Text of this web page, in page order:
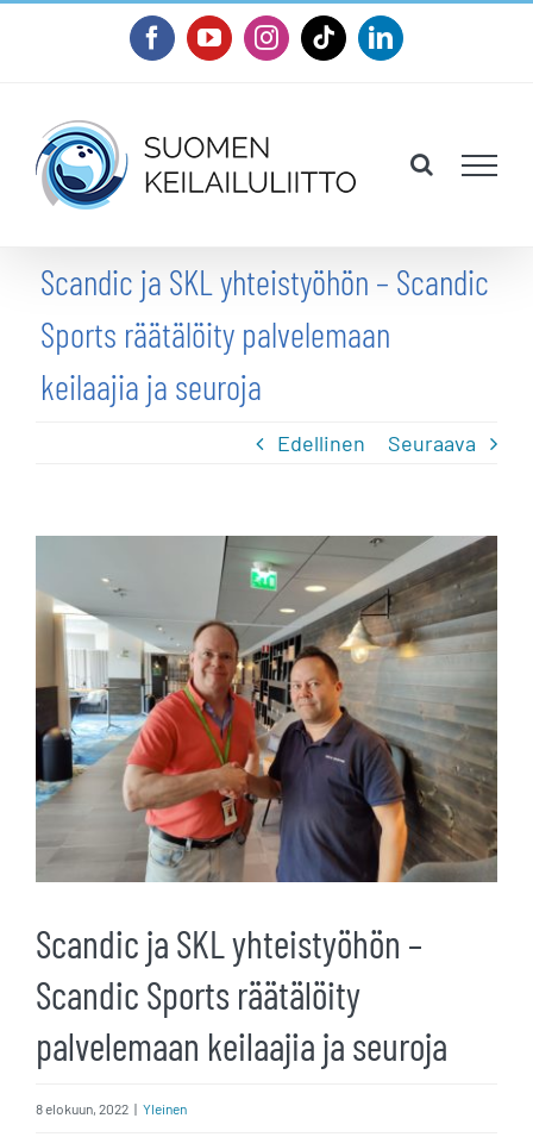
FacebookYouTubeInstagram
TiktokLinkedIn
Scandic ja SKL yhteistyöhön – Scandic
Sports räätälöity palvelemaan
keilaajia ja seuroja
Edellinen Seuraava
kuvaa
isompana
Scandic ja SKL yhteistyöhön –
Scandic Sports räätälöity
palvelemaan keilaajia ja seuroja
8 elokuun, 2022 | Yleinen